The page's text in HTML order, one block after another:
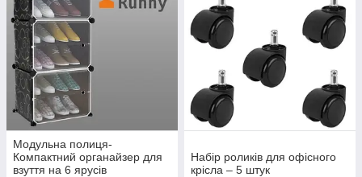
Модульна полиця-
Компактний органайзер для
взуття на 6 ярусів
Набір роликів для офісного
крісла – 5 штук